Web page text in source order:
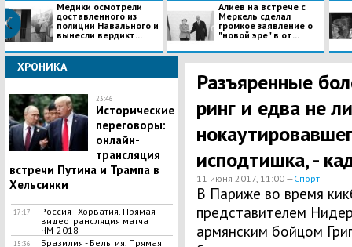
Медики осмотрели
доставленного из
полиции Навального и
вынесли вердикт...
Алиев на встрече с
Меркель сделал
громкое заявление о
"новой эре" в от...
ХРОНИКА
23:46
Исторические
переговоры:
онлайн-
трансляция
встречи Путина и Трампа в
Хельсинки
17:17
Россия - Хорватия. Прямая
видеотрансляция матча
ЧМ-2018
15:36
Бразилия - Бельгия. Прямая
Разъяренные
ринг и едва не
исподтишка, -
11 июня 2017, 11:00 —Спорт
В Париже во время
представителем
армянским бойцом